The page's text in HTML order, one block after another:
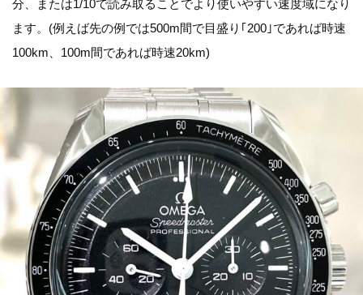
分、または1/10で読み取ることでより使いやすい速度域になり
ます。(例えば先の例では500m間で目盛り｢200｣であれば時速
100km、100m間であれば時速20km)